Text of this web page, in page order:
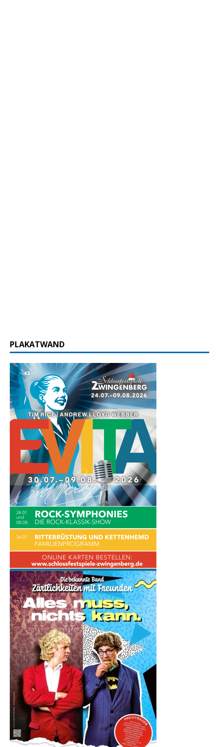
PLAKATWAND